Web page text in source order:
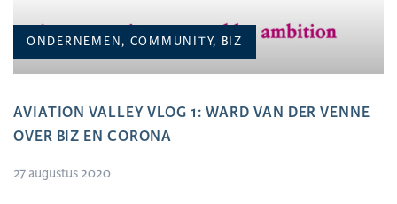
ONDERNEMEN, COMMUNITY, BIZ
AVIATION VALLEY VLOG 1: WARD VAN DER VENNE
OVER BIZ EN CORONA
27 augustus 2020